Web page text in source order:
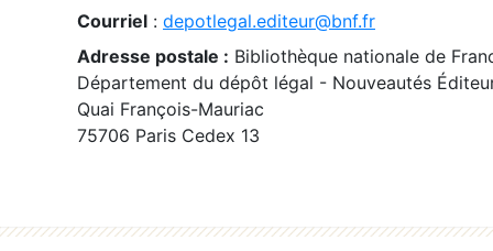
Courriel : depotlegal.editeur@bnf.fr
Adresse postale : Bibliothèque nationale de
Département du dépôt légal - Nouveautés
Quai François-Mauriac
75706 Paris Cedex 13